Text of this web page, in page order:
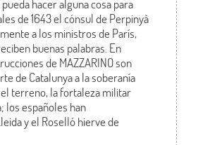
hacer alguna cosa para
de 1643 el cónsul de Perpinyà
a los ministros de París,
buenas palabras. En
de MAZZARINO son
de Catalunya a la soberanía
terreno, la fortaleza militar
los españoles han
y el Roselló hierve de